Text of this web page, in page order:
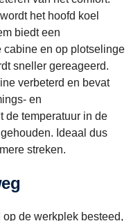
het hoofd koel
biedt een
cabine en op plotselinge
sneller gereageerd.
verbeterd en bevat
en
de temperatuur in de
Ideaal dus
streken.
de werkplek besteed,